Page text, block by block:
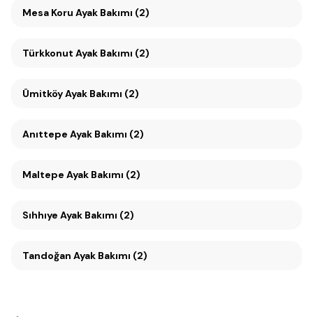
Mesa Koru Ayak Bakımı (2)
Türkkonut Ayak Bakımı (2)
Ümitköy Ayak Bakımı (2)
Anıttepe Ayak Bakımı (2)
Maltepe Ayak Bakımı (2)
Sıhhıye Ayak Bakımı (2)
Tandoğan Ayak Bakımı (2)